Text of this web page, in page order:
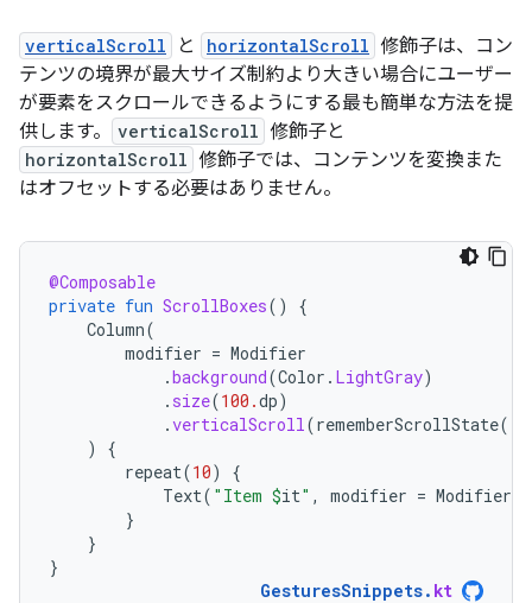
verticalScroll と horizontalScroll 修飾子は、コン
テンツの境界が最大サイズ制約より大きい場合にユーザー
が要素をスクロールできるようにする最も簡単な方法を提
供します。
verticalScroll 修飾子と
horizontalScroll 修飾子では、コンテンツを変換また
はオフセットする必要はありません。
@Composable
private fun ScrollBoxes()
{
Column(
modifier = Modifier
.background(Color . LightGray)
. size(100.dp)
.verticalScroll(rememberScrollState())
)
{
repeat(10)
{
Text( "Item $it" , modifier = Modifier
}
}
}
GesturesSnippets. kt